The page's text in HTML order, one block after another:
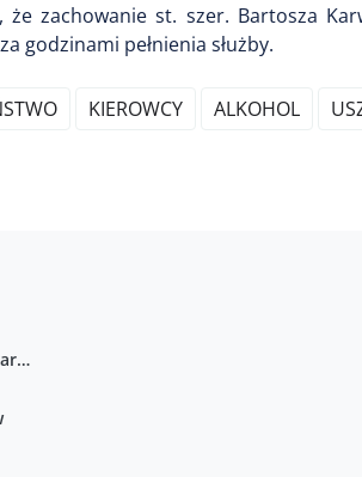
że zachowanie st. szer. Bartosza
godzinami pełnienia służby.
KIEROWCY ALKOHOL